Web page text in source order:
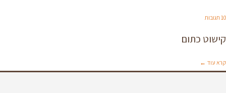
10 תגובות
קישוט כתום
קרא עוד ←